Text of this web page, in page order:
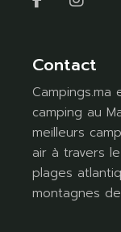
Contact
camping au
meilleurs
air à travers
plages
montagnes de